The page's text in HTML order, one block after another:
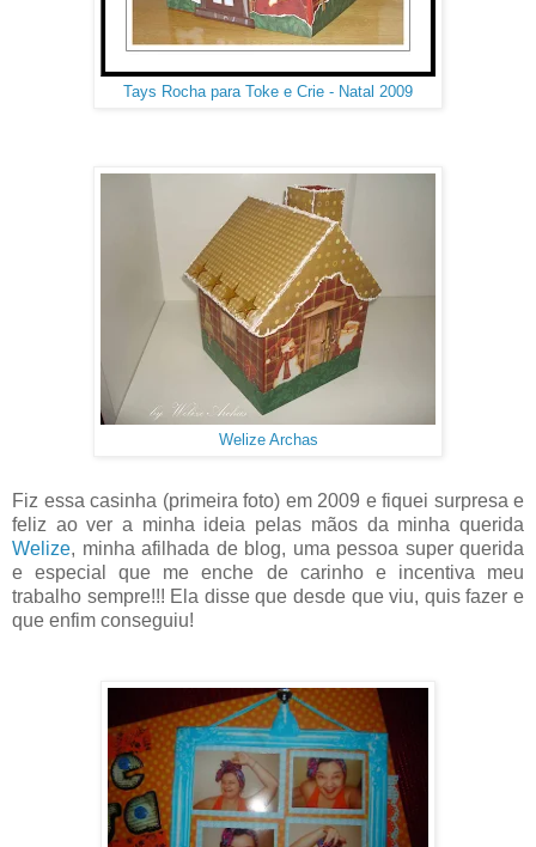
Tays Rocha para Toke e Crie - Natal 2009
Welize Archas
Fiz essa casinha (primeira foto) em 2009 e fiquei surpresa e
feliz ao ver a minha ideia pelas mãos da minha querida
Welize, minha afilhada de blog, uma pessoa super querida
e especial que me enche de carinho e incentiva meu
trabalho sempre!!! Ela disse que desde que viu, quis fazer e
que enfim conseguiu!